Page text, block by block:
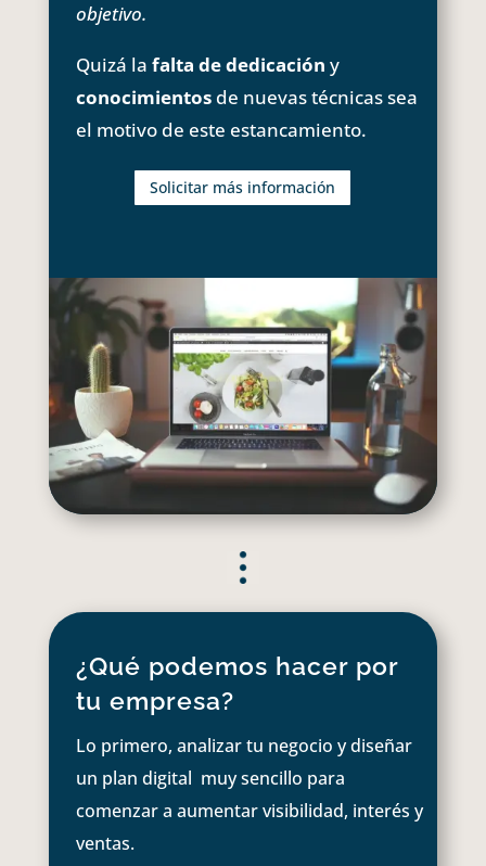
objetivo.
Quizá la falta de dedicación y
conocimientosde nuevas técnicas sea
el motivo de este estancamiento.
Solicitar más información
¿Qué podemos hacer por
tu empresa?
Lo primero, analizar tu negocio y diseñar
un plan digital muy sencillo para
comenzar a aumentar visibilidad, interés y
ventas.